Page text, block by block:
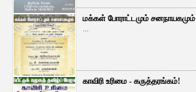
மக்கள் போராட்டமும்
...
காவிரி உரிமை - கருத்தரங்கம்!